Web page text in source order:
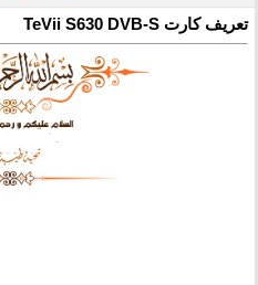
تعريف كارت TeVii S630 DVB-S